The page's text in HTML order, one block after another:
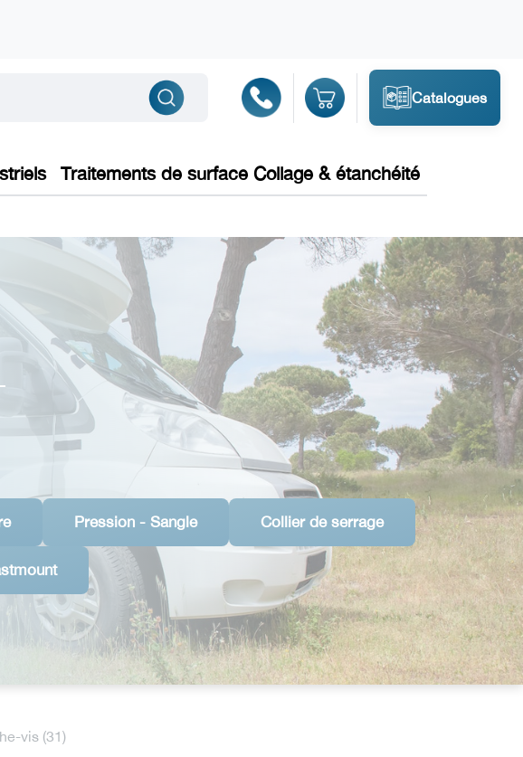
Catalogues
Traitements de surface Collage & étanchéité
Pression - Sangle Collier de serrage
vis (31)